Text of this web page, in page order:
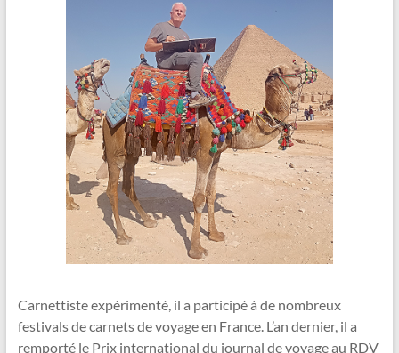
Carnettiste expérimenté, il a participé à de nombreux
festivals de carnets de voyage en France. L’an dernier, il a
remporté le Prix international du journal de voyage au RDV